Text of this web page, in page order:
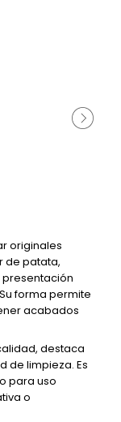
originales
de patata,
forma permite
acabados
destaca
de limpieza. Es
para uso
o